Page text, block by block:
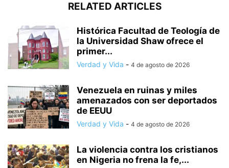
RELATED ARTICLES
Histórica Facultad de Teología de
la Universidad Shaw ofrece el
primer...
Verdad y Vida - 4 de agosto de 2026
Venezuela en ruinas y miles
amenazados con ser deportados
de EEUU
Verdad y Vida - 4 de agosto de 2026
La violencia contra los cristianos
en Nigeria no frena la fe,...